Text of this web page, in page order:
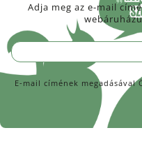
Adja meg az e-mail
E-mail címének megadásával